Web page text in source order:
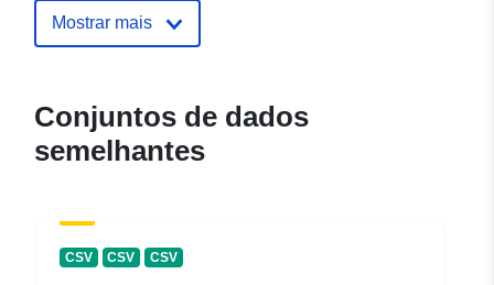
Atualizado em data.europa.eu:
Mostrar mais
Conjuntos de dados
semelhantes
CSV CSV CSV